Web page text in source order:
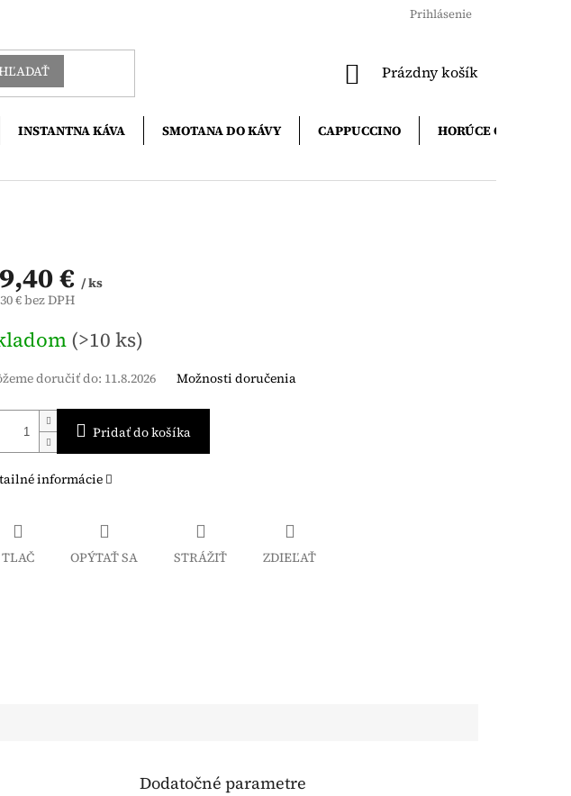
Prihlásenie
NÁKUPNÝ
Prázdny košík
INSTANTNA KÁVA SMOTANA DO KÁVY CAPPUCCINO
HORÚCE ČOKOLÁDY
€ / ks
€ bez DPH
(>10 ks)
doručiť do: 11.8.2026 Možnosti doručenia
Pridať do košíka
informácie
TLAČ OPÝTAŤ SA STRÁŽIŤ ZDIEĽAŤ
Dodatočné parametre